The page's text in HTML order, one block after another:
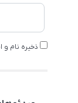
ذخیره نام و